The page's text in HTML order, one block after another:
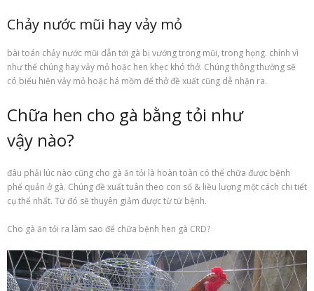
Chảy nước mũi hay vảy mỏ
bài toán chảy nước mũi dẫn tới gà bị vướng trong mũi, trong họng. chính vì
như thế chúng hay vảy mỏ hoặc hen khẹc khó thở. Chúng thông thường sẽ
có biểu hiện vảy mỏ hoặc há mồm để thở đề xuất cũng dễ nhận ra.
Chữa hen cho gà bằng tỏi như
vậy nào?
đâu phải lúc nào cũng cho gà ăn tỏi là hoàn toàn có thể chữa được bệnh
phế quản ở gà. Chúng đề xuất tuân theo con số & liều lượng một cách chi tiết
cụ thể nhất. Từ đó sẽ thuyên giảm được từ từ bệnh.
Cho gà ăn tỏi ra làm sao để chữa bệnh hen gà CRD?